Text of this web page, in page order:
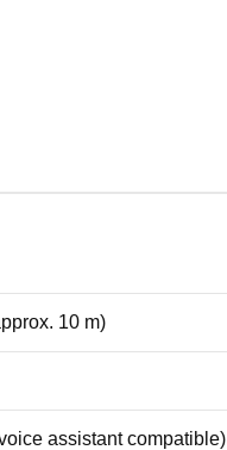
10 m)
assistant compatible)